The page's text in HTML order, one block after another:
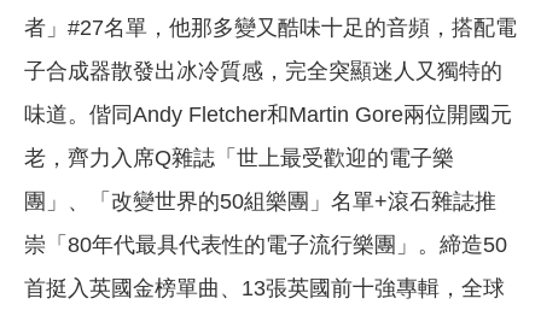
者」#27名單，他那多變又酷味十足的音頻，搭配電
子合成器散發出冰冷質感，完全突顯迷人又獨特的
味道。偕同Andy Fletcher和Martin Gore兩位開國元
老，齊力入席Q雜誌「世上最受歡迎的電子樂
團」、「改變世界的50組樂團」名單+滾石雜誌推
崇「80年代最具代表性的電子流行樂團」。締造50
首挺入英國金榜單曲、13張英國前十強專輯，全球